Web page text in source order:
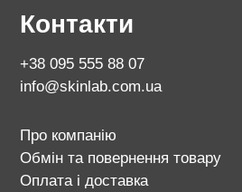
Контакти
+38 095 555 88 07
info@skinlab.com.ua
Про компанію
Обмін та повернення товару
Оплата і доставка